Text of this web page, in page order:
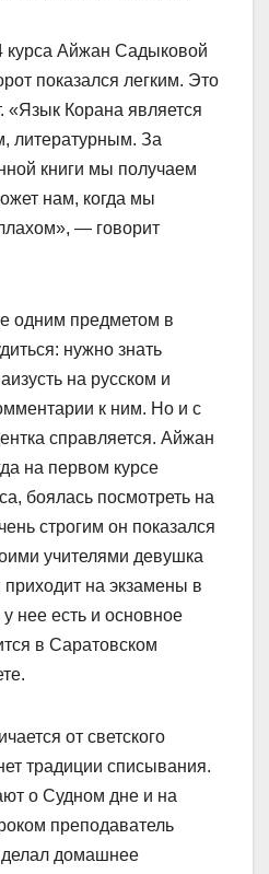
курса Айжан Садыковой
показался легким. Это
Корана является
литературным. За
книги мы получаем
нам, когда мы
— говорит
одним предметом в
нужно знать
на русском и
к ним. Но и с
справляется. Айжан
на первом курсе
боялась посмотреть на
строгим он показался
учителями девушка
на экзамены в
нее есть и основное
в Саратовском
от светского
традиции списывания.
о Судном дне и на
преподаватель
домашнее